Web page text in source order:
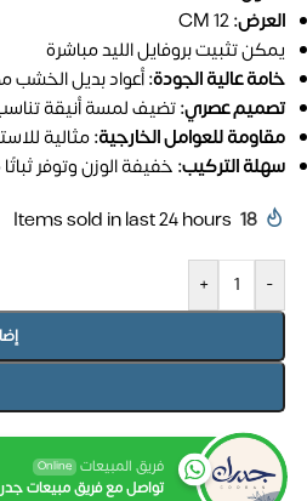
العرض:
يمكن تثبيت بروفايل الليد مباشرة
خامة عالية الجودة:أعواد بديل
تصميم عصري:تضيف لمسة أنيقة
مقاومة للعوامل الخارجية:مثالية
سهلة التركيب: خفيفة الوزن وتوفر
18
Items sold in last 24 hours
-
+
فريق المبيعات Online
تواصل مع فريق مبيعات